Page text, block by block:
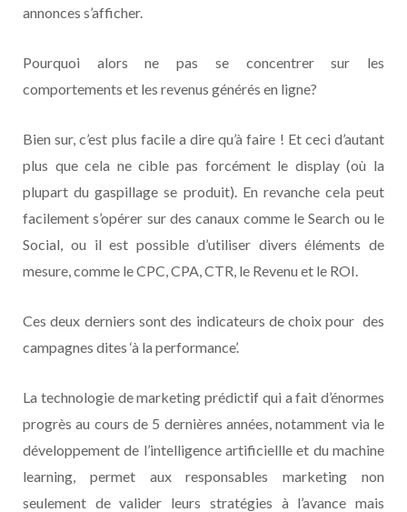
annonces s’afficher.
Pourquoi alors ne pas se concentrer sur les
comportements et les revenus générés en ligne?
Bien sur, c’est plus facile a dire qu’à faire ! Et ceci d’autant
plus que cela ne cible pas forcément le display (où la
plupart du gaspillage se produit). En revanche cela peut
facilement s’opérer sur des canaux comme le Search ou le
Social, ou il est possible d’utiliser divers éléments de
mesure, comme le CPC, CPA, CTR, le Revenu et le ROI.
Ces deux derniers sont des indicateurs de choix pour des
campagnes dites ‘à la performance’.
La technologie de marketing prédictif qui a fait d’énormes
progrès au cours de 5 dernières années, notamment via le
développement de l’intelligence artificiellle et du machine
learning, permet aux responsables marketing non
seulement de valider leurs stratégies à l’avance mais